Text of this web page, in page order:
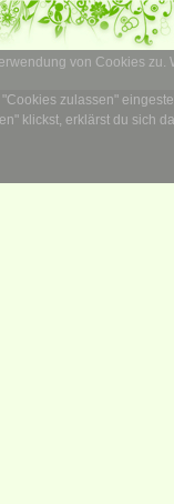
von Cookies zu.
zulassen"
klickst, erklärst du sich